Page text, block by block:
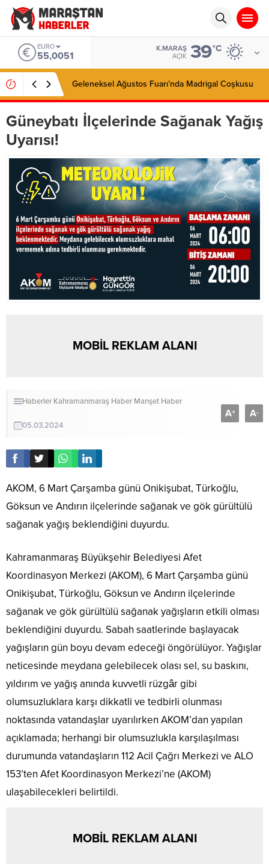
EURO
55,0051
K.MARAŞ
AÇIK 39°C
Geleneksel Ağustos Fuarı’nda Madrigal Coşkusu
Güneybatı İlçelerinde Sağanak Yağış
Uyarısı!
MOBİL REKLAM ALANI
Haberler Kahramanmaraş Haber Manşet Haber
05.03.2024
A+ A-
AKOM, 6 Mart Çarşamba günü Onikişubat, Türkoğlu,
Göksun ve Andırın ilçelerinde sağanak ve gök gürültülü
sağanak yağış beklendiğini duyurdu.
Kahramanmaraş Büyükşehir Belediyesi Afet
Koordinasyon Merkezi (AKOM), 6 Mart Çarşamba günü
Onikişubat, Türkoğlu, Göksun ve Andırın ilçelerinde
sağanak ve gök gürültülü sağanak yağışların etkili olması
beklendiğini duyurdu. Sabah saatlerinde başlayacak
yağışların gün boyu devam edeceği öngörülüyor. Yağışlar
neticesinde meydana gelebilecek olası sel, su baskını,
yıldırım ve yağış anında kuvvetli rüzgâr gibi
olumsuzluklara karşı dikkatli ve tedbirli olunması
noktasında vatandaşlar uyarılırken AKOM’dan yapılan
açıklamada; herhangi bir olumsuzlukla karşılaşılması
durumunda vatandaşların 112 Acil Çağrı Merkezi ve ALO
153’ten Afet Koordinasyon Merkezi’ne (AKOM)
ulaşabilecekleri belirtildi.
MOBİL REKLAM ALANI